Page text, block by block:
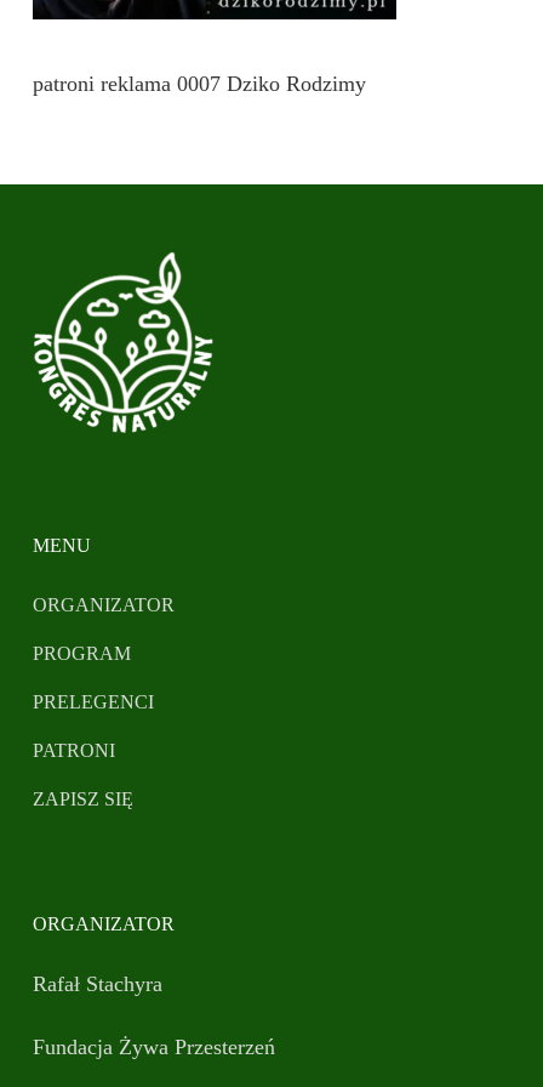
patroni reklama 0007 Dziko Rodzimy
MENU
ORGANIZATOR
PROGRAM
PRELEGENCI
PATRONI
ZAPISZ SIĘ
ORGANIZATOR
Rafał Stachyra
Fundacja Żywa Przesterzeń